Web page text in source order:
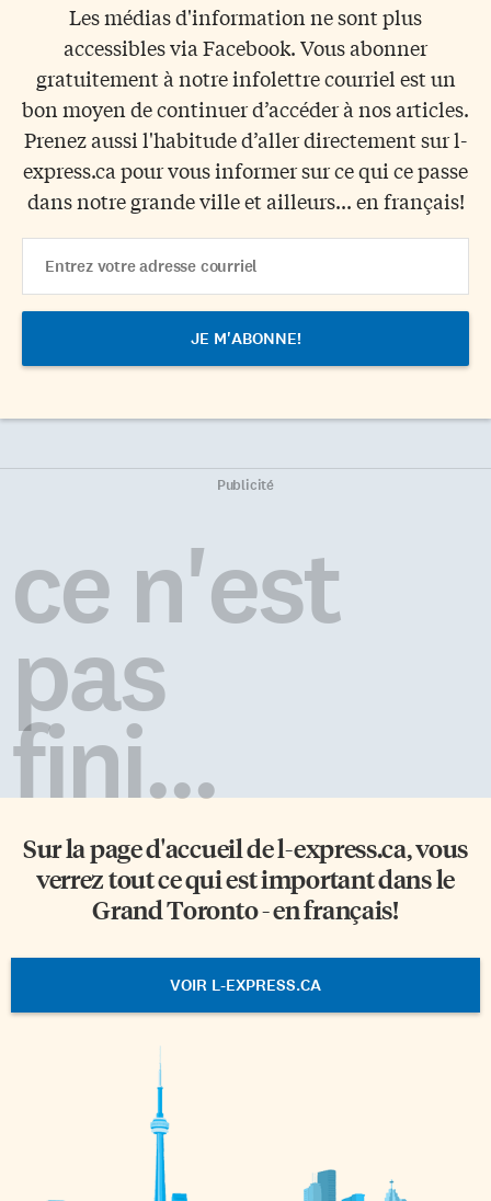
Les médias d'information ne sont plus
accessibles via Facebook. Vous abonner
gratuitement à notre infolettre courriel est un
bon moyen de continuer d’accéder à nos articles.
Prenez aussi l'habitude d’aller directement sur l-
express.ca pour vous informer sur ce qui ce passe
dans notre grande ville et ailleurs... en français!
Address
Publicité
ce n'est
pas
fini...
Sur la page d'accueil del-express.ca, vous
verrez tout ce qui est important dans le
Grand Toronto - en français!
VOIR L-EXPRESS.CA